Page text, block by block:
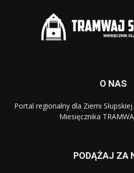
O NAS
Portal regionalny dla Ziemi
Miesięcznika
PODĄŻAJ ZA